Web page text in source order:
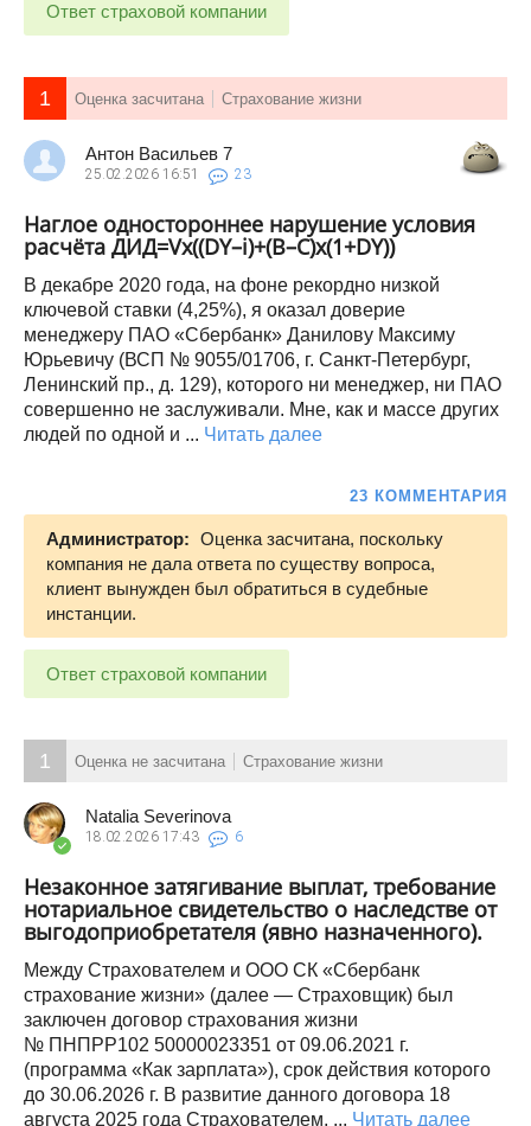
Ответ страховой компании
1 Оценка засчитана Страхование жизни
Антон Васильев 7
25.02.2026 16:51 23
Наглое одностороннее нарушение условия
расчёта ДИД=Vх((DY–i)+(B–C)х(1+DY))
В декабре 2020 года, на фоне рекордно низкой
ключевой ставки (4,25%), я оказал доверие
менеджеру ПАО «Сбербанк» Данилову Максиму
Юрьевичу (ВСП № 9055/01706, г. Санкт-Петербург,
Ленинский пр., д. 129), которого ни менеджер, ни ПАО
совершенно не заслуживали. Мне, как и массе других
людей по одной и ... Читать далее
23 КОММЕНТАРИЯ
Администратор: Оценка засчитана, поскольку
компания не дала ответа по существу вопроса,
клиент вынужден был обратиться в судебные
инстанции.
Ответ страховой компании
1 Оценка не засчитана Страхование жизни
Natalia Severinova
18.02.2026 17:43 6
Незаконное затягивание выплат, требование
нотариальное свидетельство о наследстве от
выгодоприобретателя (явно назначенного).
Между Страхователем и ООО СК «Сбербанк
страхование жизни» (далее — Страховщик) был
заключен договор страхования жизни
№ ПНПРР102 50000023351 от 09.06.2021 г.
(программа «Как зарплата»), срок действия которого
до 30.06.2026 г. В развитие данного договора 18
августа 2025 года Страхователем, ... Читать далее